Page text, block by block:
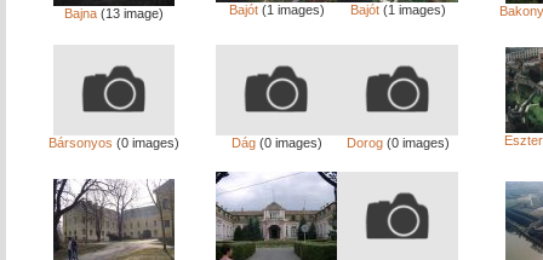
Bajna (13 image) Bajót(1 images) Bajót(1 images)
Bársonyos (0 images) Dág(0 images) Dorog(0 images)